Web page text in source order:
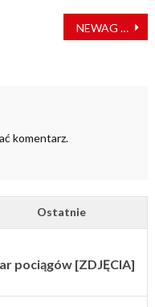
NEWAG chce dostarczyć EZT-y dla Kolei Śląskich. Jakie będą nowe pociągi?
komentarz.
Ostatnie
pociągów [ZDJĘCIA]